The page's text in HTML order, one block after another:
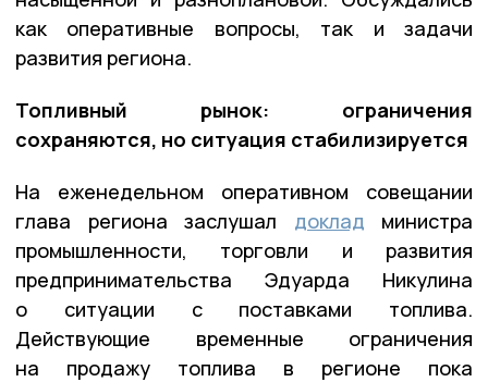
как оперативные вопросы, так и задачи
развития региона.
Топливный рынок: ограничения
сохраняются, но ситуация стабилизируется
На еженедельном оперативном совещании
глава региона заслушал доклад министра
промышленности, торговли и развития
предпринимательства Эдуарда Никулина
о ситуации с поставками топлива.
Действующие временные ограничения
на продажу топлива в регионе пока